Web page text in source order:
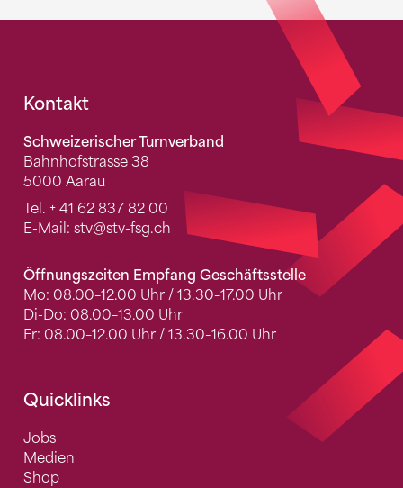
Fusszeile
Kontakt
Schweizerischer Turnverband
Bahnhofstrasse 38
5000 Aarau
Tel. + 41 62 837 82 00
E-Mail: stv@stv-fsg.ch
Öffnungszeiten Empfang Geschäftsstelle
Mo: 08.00–12.00 Uhr / 13.30–17.00 Uhr
Di-Do: 08.00–13.00 Uhr
Fr: 08.00–12.00 Uhr / 13.30–16.00 Uhr
Quicklinks
Jobs
Medien
Shop